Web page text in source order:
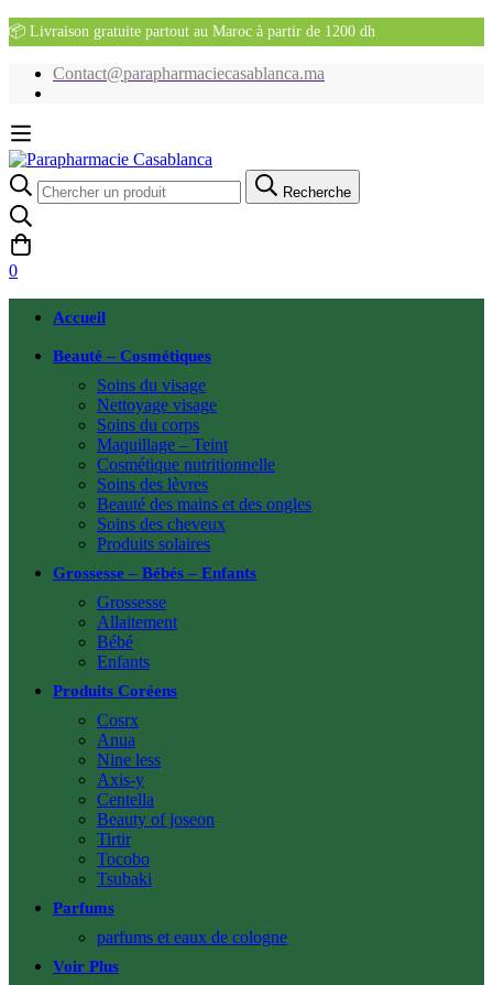
📦 Livraison gratuite partout au Maroc à partir de 1200 dh
Contact@parapharmaciecasablanca.ma
Recherche
pour:
Recherche
0
Accueil
Beauté – Cosmétiques
Soins du visage
Nettoyage visage
Soins du corps
Maquillage – Teint
Cosmétique nutritionnelle
Soins des lèvres
Beauté des mains et des ongles
Soins des cheveux
Produits solaires
Grossesse – Bébés – Enfants
Grossesse
Allaitement
Bébé
Enfants
Produits Coréens
Cosrx
Anua
Nine less
Axis-y
Centella
Beauty of joseon
Tirtir
Tocobo
Tsubaki
Parfums
parfums et eaux de cologne
Voir Plus